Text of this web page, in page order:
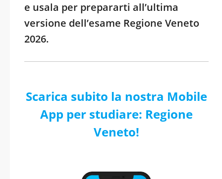
e usala per prepararti all’ultima
versione dell’esame Regione Veneto
2026.
Scarica subito la nostra Mobile
App per studiare: Regione
Veneto!